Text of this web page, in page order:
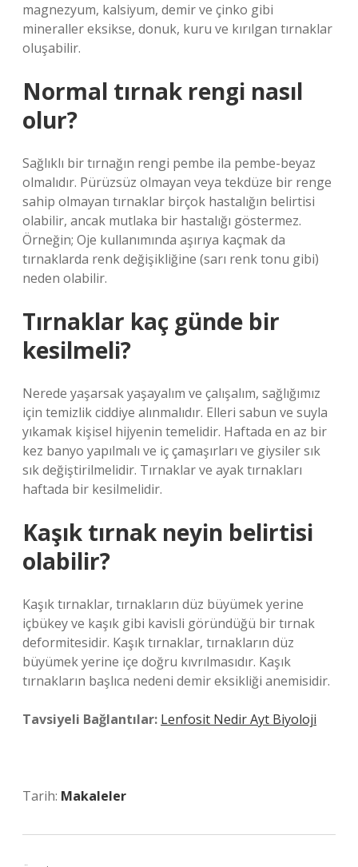
magnezyum, kalsiyum, demir ve çinko gibi
mineraller eksikse, donuk, kuru ve kırılgan tırnaklar
oluşabilir.
Normal tırnak rengi nasıl
olur?
Sağlıklı bir tırnağın rengi pembe ila pembe-beyaz
olmalıdır. Pürüzsüz olmayan veya tekdüze bir renge
sahip olmayan tırnaklar birçok hastalığın belirtisi
olabilir, ancak mutlaka bir hastalığı göstermez.
Örneğin; Oje kullanımında aşırıya kaçmak da
tırnaklarda renk değişikliğine (sarı renk tonu gibi)
neden olabilir.
Tırnaklar kaç günde bir
kesilmeli?
Nerede yaşarsak yaşayalım ve çalışalım, sağlığımız
için temizlik ciddiye alınmalıdır. Elleri sabun ve suyla
yıkamak kişisel hijyenin temelidir. Haftada en az bir
kez banyo yapılmalı ve iç çamaşırları ve giysiler sık ​​
sık değiştirilmelidir. Tırnaklar ve ayak tırnakları
haftada bir kesilmelidir.
Kaşık tırnak neyin belirtisi
olabilir?
Kaşık tırnaklar, tırnakların düz büyümek yerine
içbükey ve kaşık gibi kavisli göründüğü bir tırnak
deformitesidir. Kaşık tırnaklar, tırnakların düz
büyümek yerine içe doğru kıvrılmasıdır. Kaşık
tırnakların başlıca nedeni demir eksikliği anemisidir.
Tavsiyeli Bağlantılar: Lenfosit Nedir Ayt Biyoloji
Tarih: Makaleler